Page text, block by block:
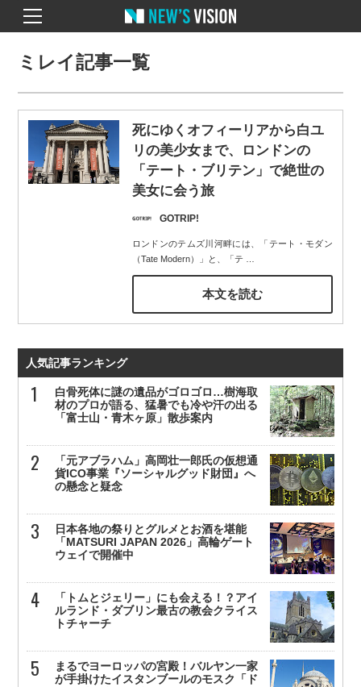
ミレイ記事一覧
死にゆくオフィーリアから白ユ
リの美少女まで、ロンドンの
「テート・ブリテン」で絶世の
美女に会う旅
GOTRIP!
ロンドンのテムズ川河畔には、「テート・モダン
（Tate Modern）」と、「テ
本文を読む
人気記事ランキング
白骨死体に謎の遺品がゴロゴロ…樹海取
材のプロが語る、猛暑でも冷や汗の出る
「富士山・青木ヶ原」散歩案内
「元アブラハム」高岡壮一郎氏の仮想通
貨ICO事業『ソーシャルグッド財団』へ
の懸念と疑念
日本各地の祭りとグルメとお酒を堪能
「MATSURI JAPAN 2026」高輪ゲート
ウェイで開催中
「トムとジェリー」にも会える！？アイ
ルランド・ダブリン最古の教会クライス
トチャーチ
まるでヨーロッパの宮殿！バルヤン一家
が手掛けたイスタンブールのモスク「ド